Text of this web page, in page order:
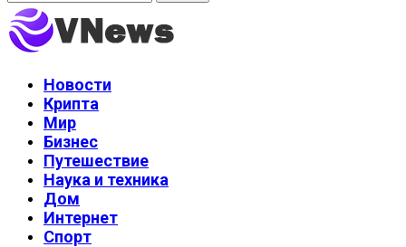
Новости
Крипта
Мир
Бизнес
Путешествие
Наука и техника
Дом
Интернет
Спорт